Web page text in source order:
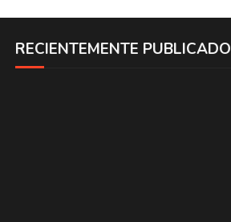
RECIENTEMENTE PUBLICADO